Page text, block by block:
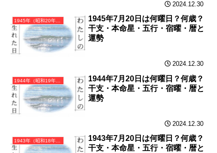
2024.12.30
1945年（昭和20年）乙酉（きのととり）・酉年（とり年）カレンダー（月曜はじまり）
1945年7月20日は何曜日？何歳？
干支・本命星・五行・宿曜・暦と
運勢
2024.12.30
1944年（昭和19年）甲申（きのえさる）・申年（さる年）カレンダー（月曜はじまり）
1944年7月20日は何曜日？何歳？
干支・本命星・五行・宿曜・暦と
運勢
2024.12.30
1943年（昭和18年）癸未（みずのとひつじ）・未年（ひつじ年）カレンダー（月曜はじまり）
1943年7月20日は何曜日？何歳？
干支・本命星・五行・宿曜・暦と